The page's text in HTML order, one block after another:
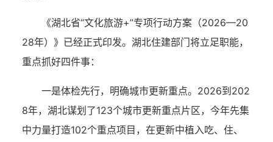
《湖北省“文化旅游+”专项行动方案（2026—20
28年）》已经正式印发。湖北住建部门将立足职能，
重点抓好四件事：
一是体检先行，明确城市更新重点。2026到202
8年，湖北谋划了123个城市更新重点片区，今年先集
中力量打造102个重点项目，在更新中植入吃、住、